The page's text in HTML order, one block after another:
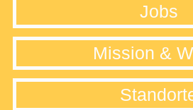
Jobs
Mission &